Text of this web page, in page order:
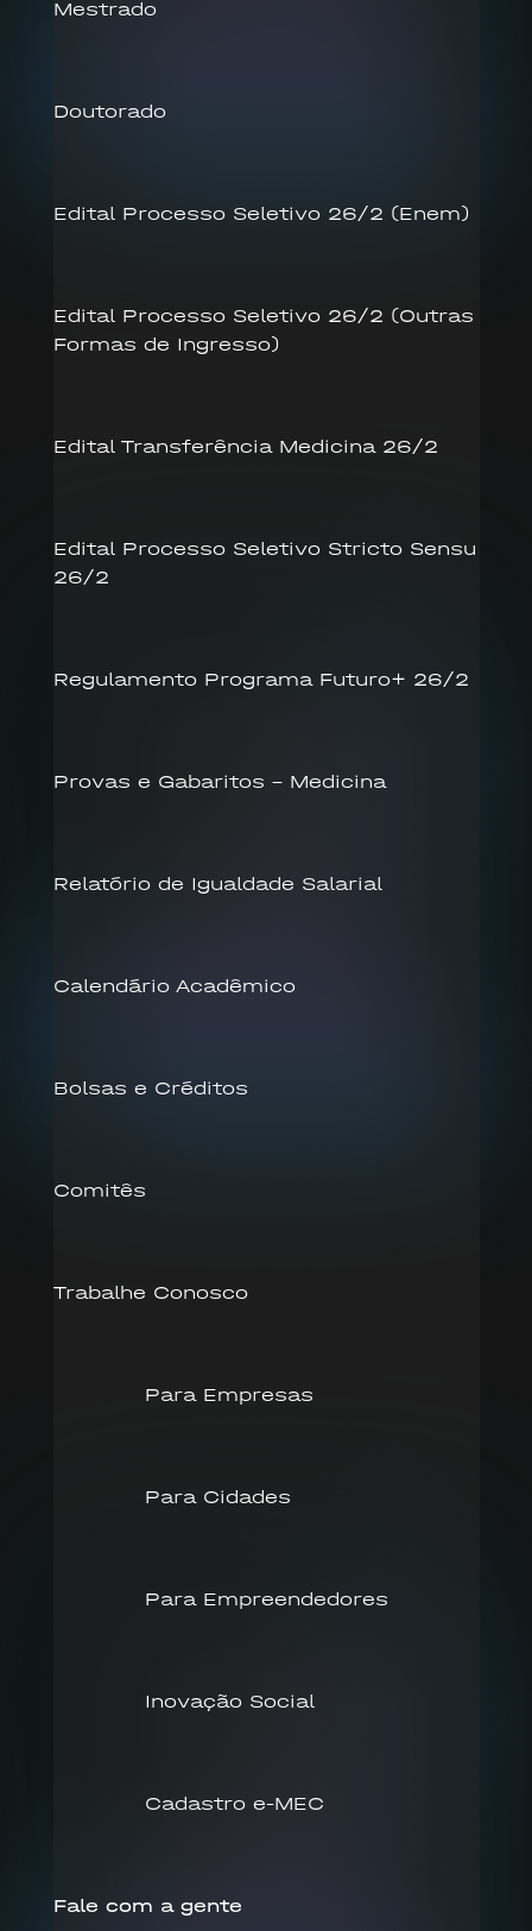
Mestrado
Doutorado
Edital Processo Seletivo 26/2 (Enem)
Edital Processo Seletivo 26/2 (Outras
Formas de Ingresso)
Edital Transferência Medicina 26/2
Edital Processo Seletivo Stricto Sensu
26/2
Regulamento Programa Futuro+ 26/2
Provas e Gabaritos – Medicina
Relatório de Igualdade Salarial
Calendário Acadêmico
Bolsas e Créditos
Comitês
Trabalhe Conosco
Para Empresas
Para Cidades
Para Empreendedores
Inovação Social
Cadastro e-MEC
Fale com a gente